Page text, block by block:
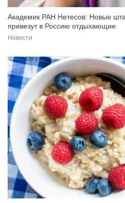
Академик РАН Нетесов: Новые
привезут в Россию отдыхающие
Новости